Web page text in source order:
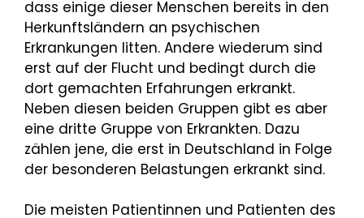
dass einige dieser Menschen bereits in den
Herkunftsländern an psychischen
Erkrankungen litten. Andere wiederum sind
erst auf der Flucht und bedingt durch die
dort gemachten Erfahrungen erkrankt.
Neben diesen beiden Gruppen gibt es aber
eine dritte Gruppe von Erkrankten. Dazu
zählen jene, die erst in Deutschland in Folge
der besonderen Belastungen erkrankt sind.
Die meisten Patientinnen und Patienten des